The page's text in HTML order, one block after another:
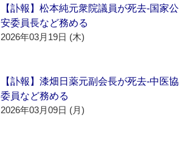
【訃報】松本純元衆院議員が死去‐国家公
安委員長など務める
2026年03月19日 (木)
【訃報】漆畑日薬元副会長が死去‐中医協
委員など務める
2026年03月09日 (月)